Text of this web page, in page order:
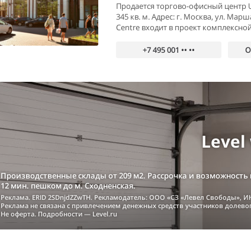
Продается торгово-офисный
345 кв. м. Адрес: г. Москва, ул.
Centre входит в проект
+7 495 001 •• ••
Производственные склады от 209 м2. Рассрочка и
12 мин. пешком до м. Сходненская.
Реклама. ERID 2SDnjdZZwTH. Рекламодатель: ООО «СЗ «Левел Свободы»,
Реклама не связана с привлечением денежных средств участников
Не оферта. Подробности — Level.ru